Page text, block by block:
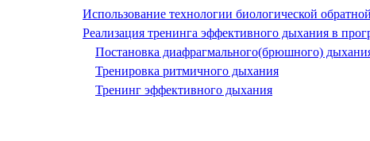
Использование технологии биологической
Реализация тренинга эффективного дыхания в
Постановка диафрагмального(брюшного)
Тренировка ритмичного дыхания
Тренинг эффективного дыхания